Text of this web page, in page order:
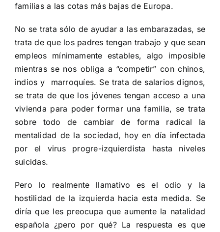
familias a las cotas más bajas de Europa.
No se trata sólo de ayudar a las embarazadas, se
trata de que los padres tengan trabajo y que sean
empleos mínimamente estables, algo imposible
mientras se nos obliga a “competir” con chinos,
indios y marroquíes. Se trata de salarios dignos,
se trata de que los jóvenes tengan acceso a una
vivienda para poder formar una familia, se trata
sobre todo de cambiar de forma radical la
mentalidad de la sociedad, hoy en día infectada
por el virus progre-izquierdista hasta niveles
suicidas.
Pero lo realmente llamativo es el odio y la
hostilidad de la izquierda hacia esta medida. Se
diría que les preocupa que aumente la natalidad
española ¿pero por qué? La respuesta es que